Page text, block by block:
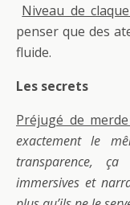
Niveau de
penser que des
fluide.
Les secrets
Préjugé de
exactement le
transparence,
immersives et